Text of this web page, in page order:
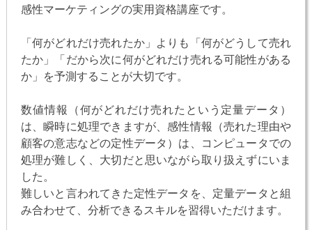
感性マーケティングの実用資格講座です。
「何がどれだけ売れたか」よりも「何がどうして売れ
たか」「だから次に何がどれだけ売れる可能性がある
か」を予測することが大切です。
数値情報（何がどれだけ売れたという定量データ）
は、瞬時に処理できますが、感性情報（売れた理由や
顧客の意志などの定性データ）は、コンピュータでの
処理が難しく、大切だと思いながら取り扱えずにいま
した。
難しいと言われてきた定性データを、定量データと組
み合わせて、分析できるスキルを習得いただけます。